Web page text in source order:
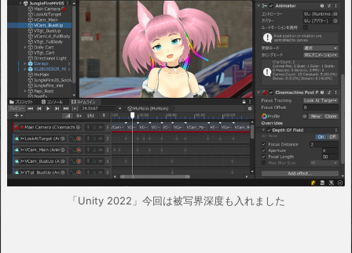
「Unity 2022」今回は被写界深度も入れました